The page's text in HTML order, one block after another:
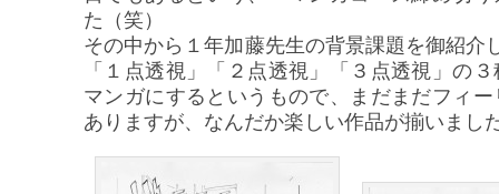
た（笑）
その中から１年加藤先生の背景課題を御紹介
「１点透視」「２点透視」「３点透視」の
マンガにするというもので、まだまだフィ
ありますが、なんだか楽しい作品が揃いまし